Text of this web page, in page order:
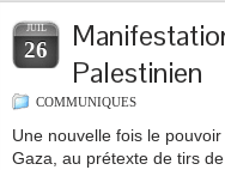
JUIL
26
Palestinien
COMMUNIQUES
Une nouvelle fois le
Gaza, au prétexte de tirs